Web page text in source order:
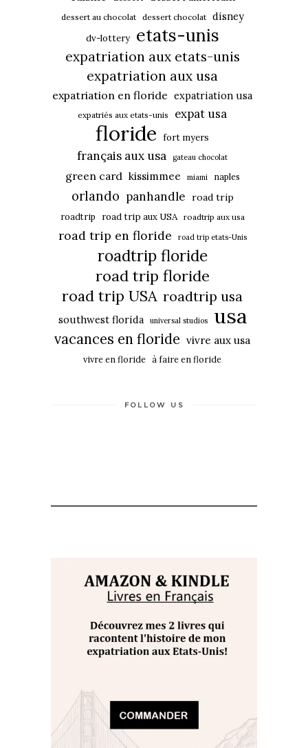
dessert au chocolat dessert chocolat disney
dv-lottery etats-unis
expatriation aux etats-unis
expatriation aux usa
expatriation en floride expatriation usa
expatriés aux etats-unis expat usa
floride fort myers
français aux usa gateau chocolat
green card kissimmee miami naples
orlando panhandle road trip
roadtrip road trip aux USA roadtrip aux usa
road trip en floride road trip etats-Unis
roadtrip floride
road trip floride
road trip USA roadtrip usa
southwest florida universal studios usa
vacances en floride vivre aux usa
vivre en floride à faire en floride
FOLLOW US